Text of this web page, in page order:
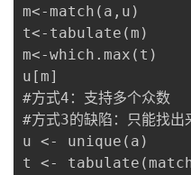
注
开
发
者
学
的
Programs
我
的
支
持
m<-match(a,u)
t<-tabulate(m)
m<-which.max(t)
u[m]
#方式4：支持多个众数
#方式3的缺陷：只能找出
u <- unique(a)
t <-